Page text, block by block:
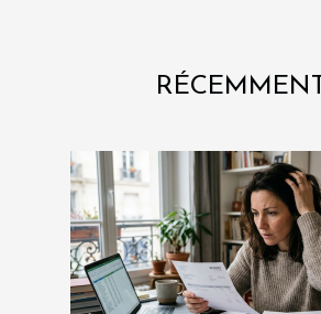
RÉCEMMENT